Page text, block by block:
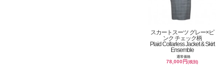
スカートスーツ グレー×ピ
ンク チェック柄
Plaid Collarless Jacket & Skirt
Ensemble
通常価格
78,000円(税別)